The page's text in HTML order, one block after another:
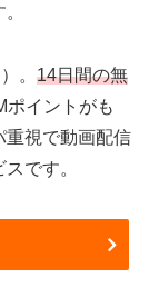
。 14日間の無
ポイントがも
重視で動画配信
です。